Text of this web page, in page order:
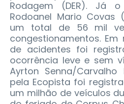
Rodagem (DER). Já o
Rodoanel Mario Covas
um total de 56 mil
congestionamentos.
de acidentes foi
ocorrência leve e sem
Ayrton Senna/Carvalho
pela Ecopista foi
um milhão de veículos